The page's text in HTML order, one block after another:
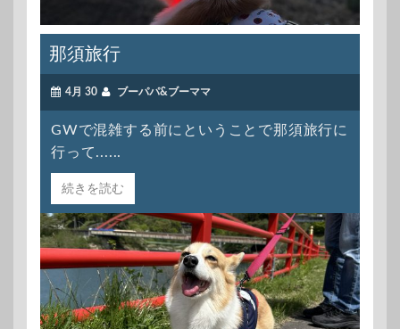
那須旅行
4月 30 ブーパパ&ブーママ
GWで混雑する前にということで那須旅行に
行って......
続きを読む